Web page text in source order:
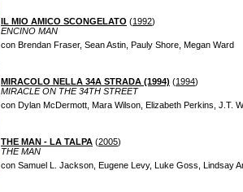
IL MIO AMICO SCONGELATO (1992)
ENCINO MAN
con Brendan Fraser, Sean Astin, Pauly Shore, Megan Ward
MIRACOLO NELLA 34A STRADA (1994) (1994)
MIRACLE ON THE 34TH STREET
con Dylan McDermott, Mara Wilson, Elizabeth Perkins, J.T.
THE MAN - LA TALPA (2005)
THE MAN
con Samuel L. Jackson, Eugene Levy, Luke Goss, Lindsay